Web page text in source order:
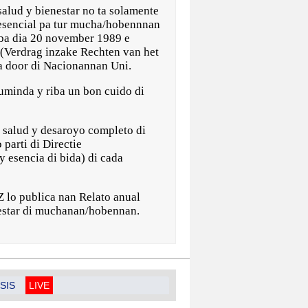
y bienestar no ta solamente
pa tur mucha/hobennnan
dia 20 november 1989 e
inzake Rechten van het
di Nacionannan Uni.
y riba un bon cuido di
y desaroyo completo di
parti di Directie
esencia di bida) di cada
lo publica nan Relato anual
di muchanan/hobennan.
LIVE